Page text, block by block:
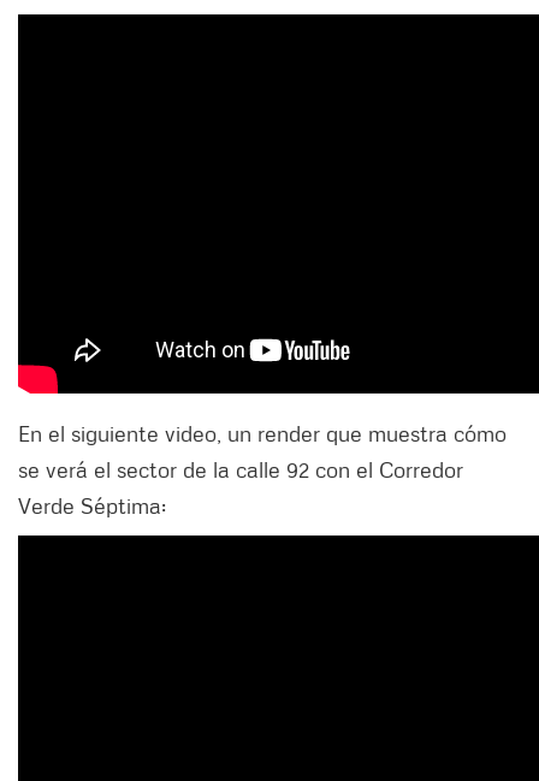
En el siguiente video, un render que muestra cómo
se verá el sector de la calle 92 con el Corredor
Verde Séptima: